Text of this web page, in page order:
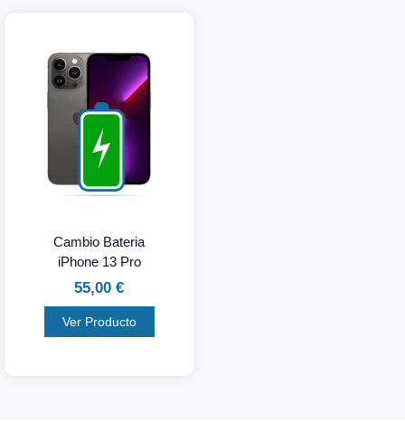
Cambio Bateria
iPhone 13 Pro
55,00 €
Ver Producto